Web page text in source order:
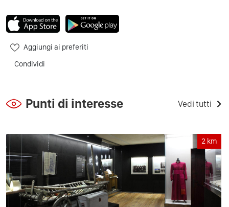
Aggiungi ai preferiti
Condividi
Punti di interesse Vedi tutti
2 km